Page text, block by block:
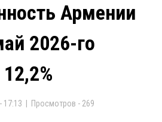
Армении
2026-го
| Просмотров - 269